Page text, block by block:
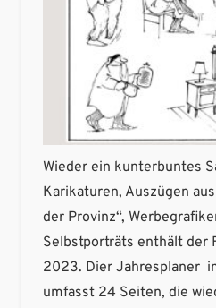
Wieder ein kunterbuntes
Karikaturen, Auszügen
der Provinz“,
Selbstporträts enthält der
2023. Dier Jahresplaner
umfasst 24 Seiten, die